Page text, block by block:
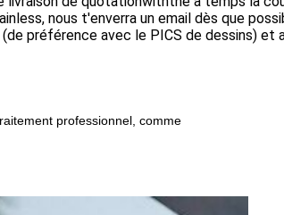
nous t'enverra un email dès que
préférence avec le PICS de dessins) et
professionnel, comme